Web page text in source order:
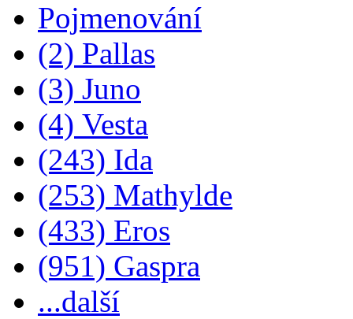
Pojmenování
(2) Pallas
(3) Juno
(4) Vesta
(243) Ida
(253) Mathylde
(433) Eros
(951) Gaspra
...další